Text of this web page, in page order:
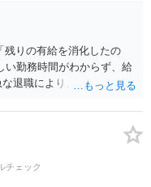
依頼者にこちらの薬品で
他のミスに比してこれは
ただいた方がよいと思い
証のハンコが押されたま
すが、訴訟の勝敗に直結
字が間延びしている(読め
と思います。 以上のとお
ないと思われますので、
、形式面も仕事の完成物
は気を付けるように弁護
残りの有給を消化したの
い勤務時間がわからず、給
退職により、社や他のス
データと、これまでのタイ
を問題にすることになるで
しい時間がわからないとい
のようにおこなえばよい
手と協議して詰めればよ
チェック